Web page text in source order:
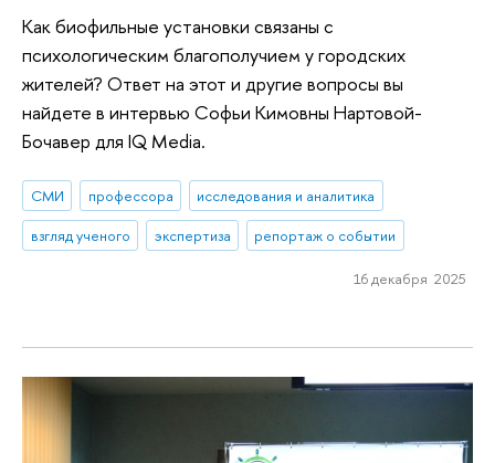
Как биофильные установки связаны с
психологическим благополучием у городских
жителей? Ответ на этот и другие вопросы вы
найдете в интервью Софьи Кимовны Нартовой-
Бочавер для IQ Media.
СМИ профессора
исследования и аналитика
взгляд ученого
экспертиза репортаж о событии
16 декабря 2025